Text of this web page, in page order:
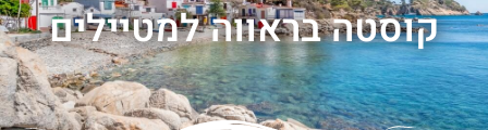
קוסטה בראווה למטיילים